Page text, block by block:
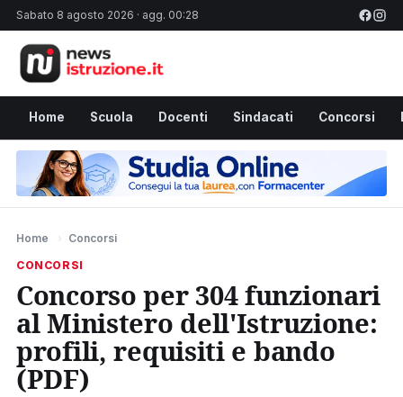
Sabato 8 agosto 2026 · agg. 00:28
Home Scuola Docenti Sindacati Concorsi
Home › Concorsi
CONCORSI
Concorso per 304 funzionari
al Ministero dell'Istruzione:
profili, requisiti e bando
(PDF)